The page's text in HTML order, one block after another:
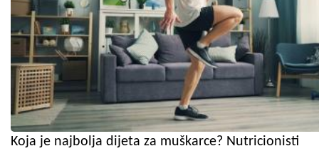
Koja je najbolja dijeta za muškarce? Nutricionisti